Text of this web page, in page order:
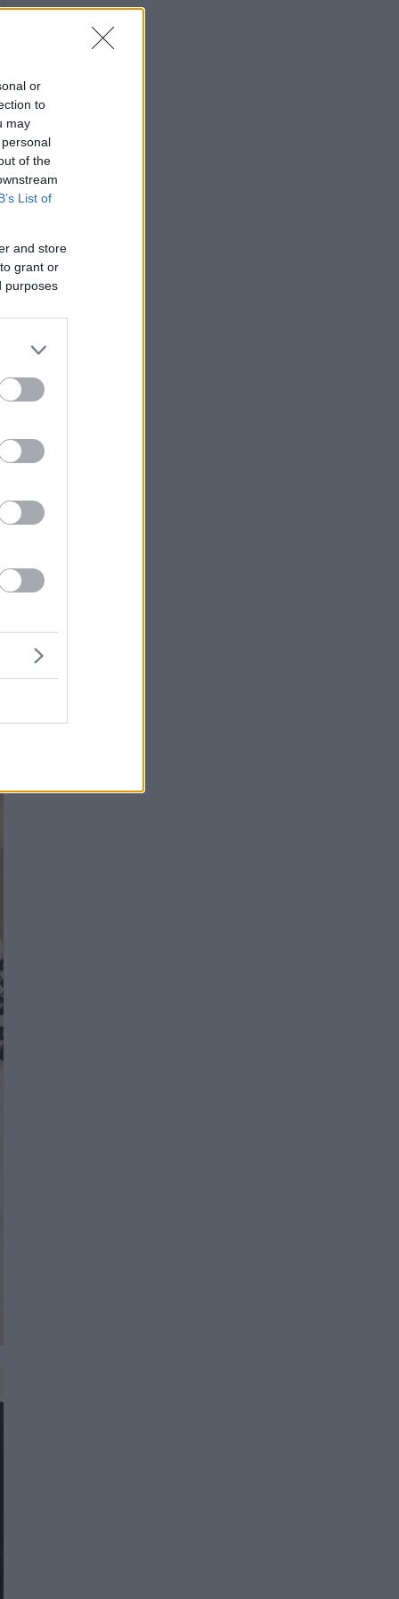
or
to
may
of the
List of
and store
grant or
purposes